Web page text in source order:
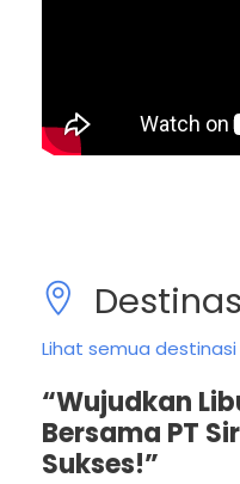
Lihat semua destinasi
“Wujudkan
Bersama PT
Sukses!”